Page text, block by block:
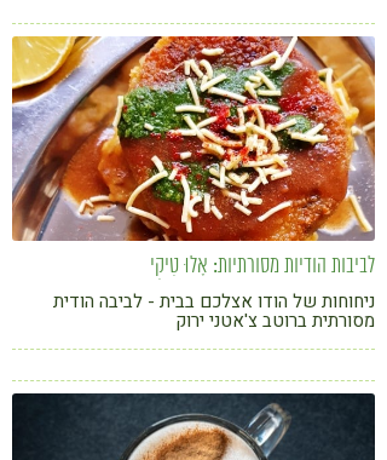
קורונה
טבעונות
לביבות הודיות מסורתיות: אָלוּ טִיקִי
ניחוחות של הודו אצלכם בבית - לביבה הודית
מסורתית ברוטב צ'אטני ירוק